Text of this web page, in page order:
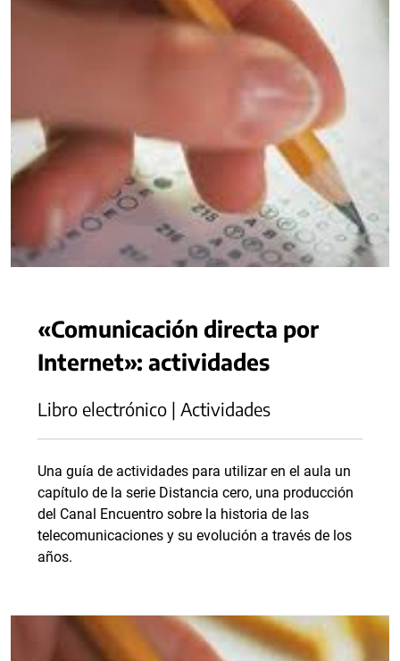
«Comunicación directa por
Internet»: actividades
Libro electrónico | Actividades
Una guía de actividades para utilizar en el aula un
capítulo de la serie Distancia cero, una producción
del Canal Encuentro sobre la historia de las
telecomunicaciones y su evolución a través de los
años.